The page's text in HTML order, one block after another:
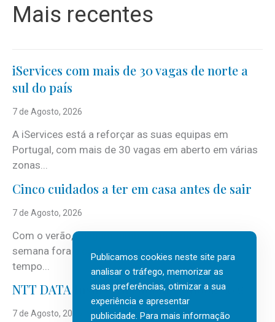
Mais recentes
iServices com mais de 30 vagas de norte a
sul do país
7 de Agosto, 2026
A iServices está a reforçar as suas equipas em
Portugal, com mais de 30 vagas em aberto em várias
zonas...
Cinco cuidados a ter em casa antes de sair
7 de Agosto, 2026
Com o verão, chegam também as férias, os fins-de-
semana fora e os dias em que a casa fica mais
tempo...
NTT DATA Insurtech Global Outlook 2026
7 de Agosto, 2026
Publicamos cookies neste site para
analisar o tráfego, memorizar as
suas preferências, otimizar a sua
experiência e apresentar
publicidade. Para mais informação